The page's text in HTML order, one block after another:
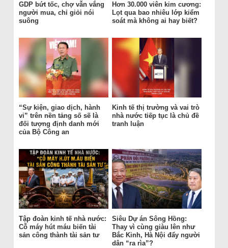
GDP bứt tốc, chợ vẫn vắng
người mua, chỉ giỏi nói
suông
Hơn 30.000 viên kim cương:
Lọt qua bao nhiêu lớp kiểm
soát mà không ai hay biết?
“Sự kiện, giao dịch, hành
vi” trên nền tảng số sẽ là
đối tượng định danh mới
của Bộ Công an
Kinh tế thị trường và vai trò
nhà nước tiếp tục là chủ đề
tranh luận
Tập đoàn kinh tế nhà nước:
Cỗ máy hút máu biến tài
sản công thành tài sản tư
Siêu Dự án Sông Hồng:
Thay vì cùng giàu lên như
Bắc Kinh, Hà Nội đẩy người
dân “ra rìa”?